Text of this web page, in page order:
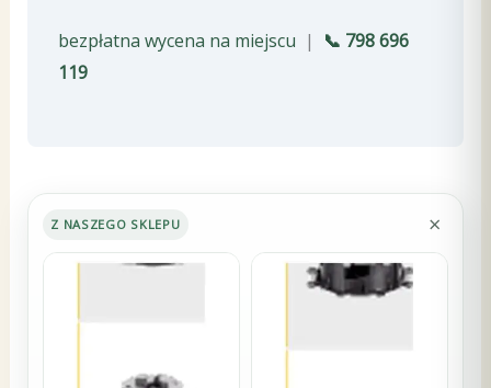
bezpłatna wycena na miejscu |
📞 798 696
119
Z NASZEGO SKLEPU ×